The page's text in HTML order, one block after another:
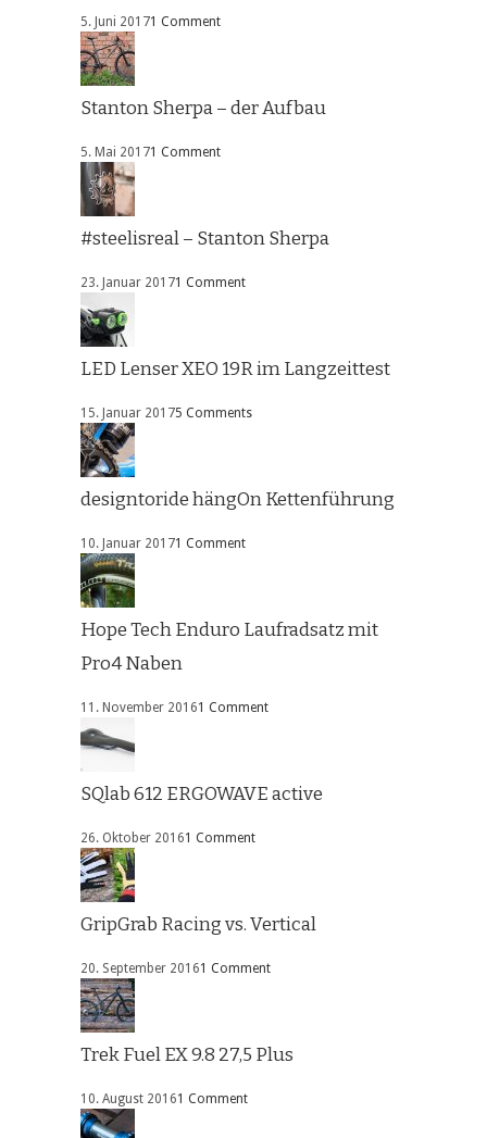
5. Juni 20171 Comment
Stanton Sherpa – der Aufbau
5. Mai 20171 Comment
#steelisreal – Stanton Sherpa
23. Januar 20171 Comment
LED Lenser XEO 19R im Langzeittest
15. Januar 20175 Comments
designtoride hängOn Kettenführung
10. Januar 20171 Comment
Hope Tech Enduro Laufradsatz mit
Pro4 Naben
11. November 20161 Comment
SQlab 612 ERGOWAVE active
26. Oktober 20161 Comment
GripGrab Racing vs. Vertical
20. September 20161 Comment
Trek Fuel EX 9.8 27,5 Plus
10. August 20161 Comment